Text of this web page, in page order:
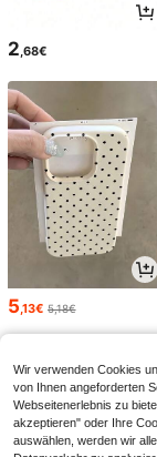
2,68€
5,13€ 5,18€
Wir verwenden Cookies
von Ihnen angeforderten
Webseitenerlebnis zu
akzeptieren" oder Ihre
auswählen, werden wir